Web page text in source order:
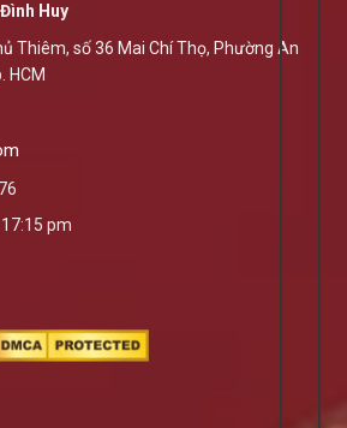
Huy
Thiêm, số 36 Mai Chí Thọ, Phường An
HCM
pm